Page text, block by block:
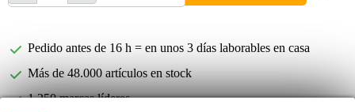
Pedido antes de 16 h = en unos 3 días laborables en casa
Más de 48.000 artículos en stock
1.250 marcas líderes